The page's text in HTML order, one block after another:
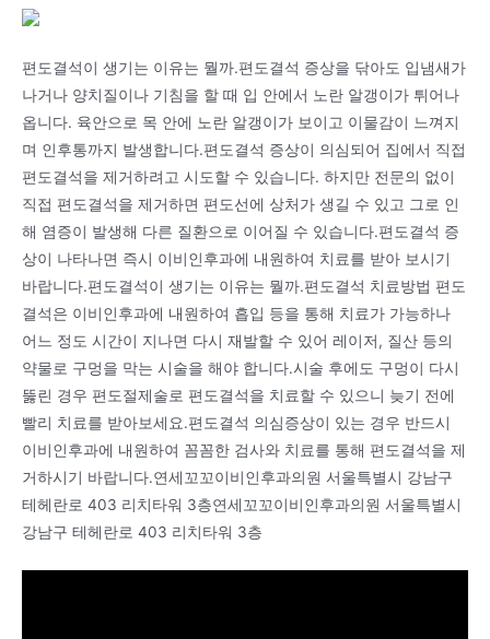
편도결석이 생기는 이유는 뭘까.편도결석 증상을 닦아도 입냄새가
나거나 양치질이나 기침을 할 때 입 안에서 노란 알갱이가 튀어나
옵니다. 육안으로 목 안에 노란 알갱이가 보이고 이물감이 느껴지
며 인후통까지 발생합니다.편도결석 증상이 의심되어 집에서 직접
편도결석을 제거하려고 시도할 수 있습니다. 하지만 전문의 없이
직접 편도결석을 제거하면 편도선에 상처가 생길 수 있고 그로 인
해 염증이 발생해 다른 질환으로 이어질 수 있습니다.편도결석 증
상이 나타나면 즉시 이비인후과에 내원하여 치료를 받아 보시기
바랍니다.편도결석이 생기는 이유는 뭘까.편도결석 치료방법 편도
결석은 이비인후과에 내원하여 흡입 등을 통해 치료가 가능하나
어느 정도 시간이 지나면 다시 재발할 수 있어 레이저, 질산 등의
약물로 구멍을 막는 시술을 해야 합니다.시술 후에도 구멍이 다시
뚫린 경우 편도절제술로 편도결석을 치료할 수 있으니 늦기 전에
빨리 치료를 받아보세요.편도결석 의심증상이 있는 경우 반드시
이비인후과에 내원하여 꼼꼼한 검사와 치료를 통해 편도결석을 제
거하시기 바랍니다.연세꼬꼬이비인후과의원 서울특별시 강남구
테헤란로 403 리치타워 3층연세꼬꼬이비인후과의원 서울특별시
강남구 테헤란로 403 리치타워 3층